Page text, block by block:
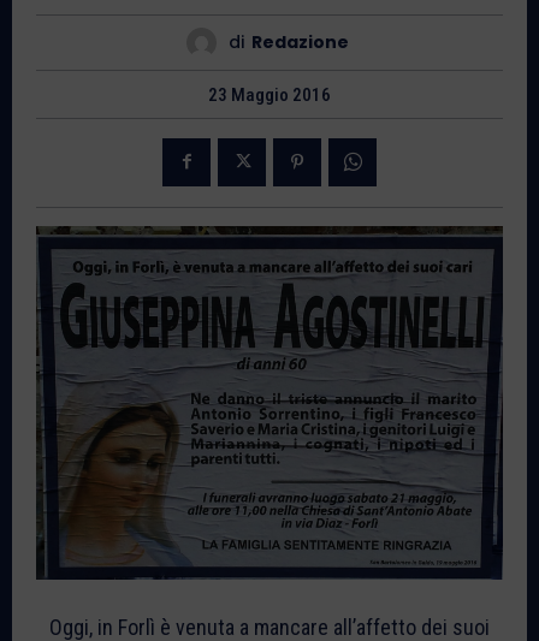
di Redazione
23 Maggio 2016
Oggi, in Forlì è venuta a mancare all’affetto dei suoi